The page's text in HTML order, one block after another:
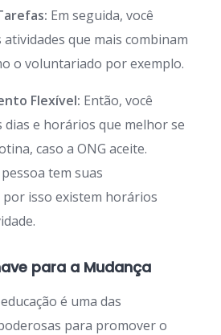
Em seguida, você
que mais combinam
o voluntariado por exemplo.
Flexível: Então, você
dias e horários que melhor se
caso a ONG aceite.
tem suas
isso existem horários
para a Mudança
é uma das
para promover o